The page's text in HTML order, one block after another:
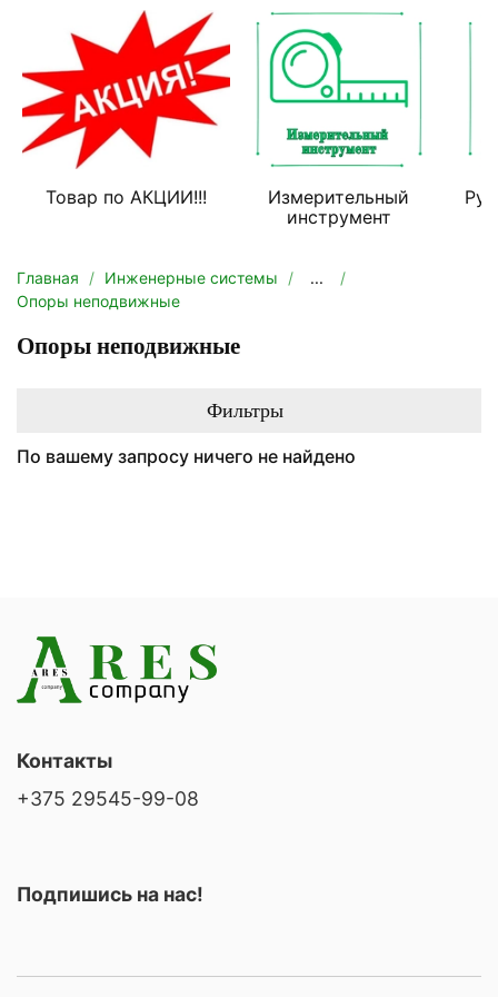
Товар по АКЦИИ!!!
Измерительный
инструмент
Главная Инженерные системы
...
Опоры неподвижные
Опоры неподвижные
Фильтры
По вашему запросу ничего не найдено
Контакты
+375 29545-99-08
Подпишись на нас!